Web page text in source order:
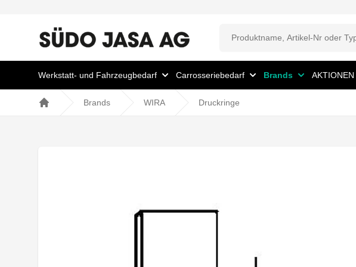
Werkstatt- und Fahrzeugbedarf Carrosseriebedarf Brands AKTIONEN
Brands WIRA Druckringe